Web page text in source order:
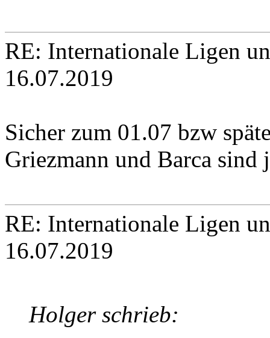
RE: Internationale Ligen
16.07.2019
Sicher zum 01.07 bzw
Griezmann und Barca sind
RE: Internationale Ligen
16.07.2019
Holger schrieb: